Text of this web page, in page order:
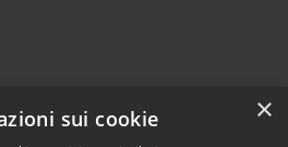
×
sui cookie